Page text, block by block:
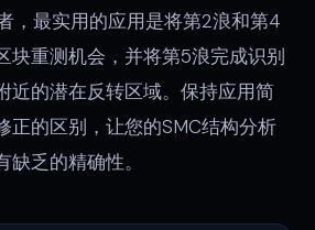
，最实用的应用是将第2浪和第4
块重测机会，并将第5浪完成识别
近的潜在反转区域。保持应用简
正的区别，让您的SMC结构分析
乏的精确性。